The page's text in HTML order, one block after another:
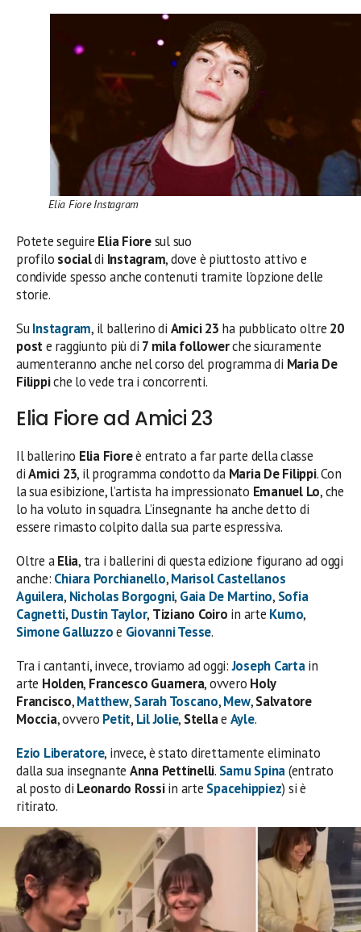
Elia Fiore Instagram
Potete seguire Elia Fioresul suo
profilo socialdi Instagram, dove è piuttosto attivo e
condivide spesso anche contenuti tramite l’opzione delle
storie.
SuInstagram, il ballerino di Amici 23 ha pubblicato oltre 20
poste raggiunto più di 7 mila followerche sicuramente
aumenteranno anche nel corso del programma di Maria De
Filippiche lo vede tra i concorrenti.
Elia Fiore ad Amici 23
Il ballerino Elia Fioreè entrato a far parte della classe
diAmici 23, il programma condotto da Maria De Filippi. Con
la sua esibizione, l’artista ha impressionato Emanuel Lo, che
lo ha voluto in squadra. L’insegnante ha anche detto di
essere rimasto colpito dalla sua parte espressiva.
Oltre aElia, tra i ballerini di questa edizione figurano ad oggi
anche: Chiara Porchianello,Marisol Castellanos
Aguilera, Nicholas Borgogni, Gaia De Martino, Sofia
Cagnetti, Dustin Taylor, Tiziano Coiro in arte Kumo,
Simone Galluzzoe Giovanni Tesse.
Tra i cantanti, invece, troviamo ad oggi:Joseph Cartain
arte Holden, Francesco Guarnera, ovvero Holy
Francisco,Matthew,Sarah Toscano,Mew,Salvatore
Moccia, ovvero Petit,Lil Jolie, Stellae Ayle.
Ezio Liberatore, invece, è stato direttamente eliminato
dalla sua insegnante Anna Pettinelli. Samu Spina(entrato
al posto di Leonardo Rossiin arte Spacehippiez) si è
ritirato.